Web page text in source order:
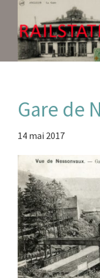
main
content
primary
sidebar
Gare de
14 mai 2017